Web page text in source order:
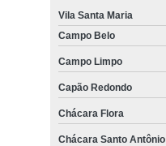
Vila Santa Maria
Campo Belo
Campo Limpo
Capão Redondo
Chácara Flora
Chácara Santo Antônio